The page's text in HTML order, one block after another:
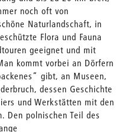
noch oft von
Naturlandschaft, in
Flora und Fauna
geeignet und mit
kommt vorbei an Dörfern
gibt, an Museen,
dessen Geschichte
und Werkstätten mit den
Den polnischen Teil des